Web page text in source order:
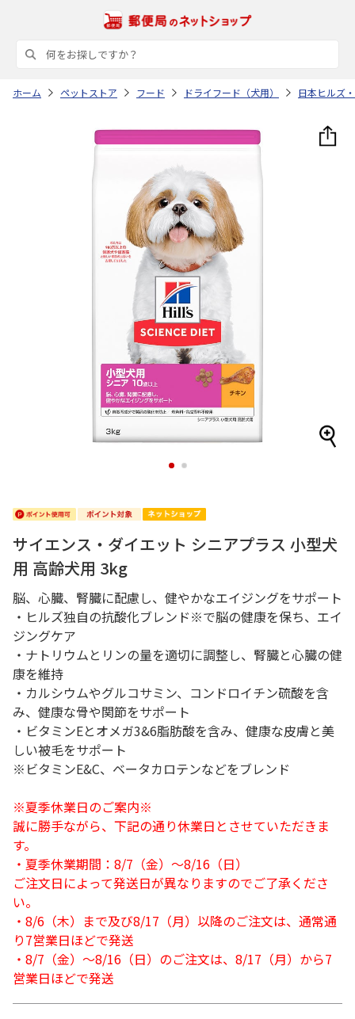
ホーム ペットストア フード ドライフード（犬用） 日本ヒルズ
1 2
サイエンス・ダイエット シニアプラス 小型犬
用 高齢犬用 3kg
脳、心臓、腎臓に配慮し、健やかなエイジングをサポート
・ヒルズ独自の抗酸化ブレンド※で脳の健康を保ち、エイ
ジングケア
・ナトリウムとリンの量を適切に調整し、腎臓と心臓の健
康を維持
・カルシウムやグルコサミン、コンドロイチン硫酸を含
み、健康な骨や関節をサポート
・ビタミンEとオメガ3&6脂肪酸を含み、健康な皮膚と美
しい被毛をサポート
※ビタミンE&C、ベータカロテンなどをブレンド
※夏季休業日のご案内※
誠に勝手ながら、下記の通り休業日とさせていただきま
す。
・夏季休業期間：8/7（金）～8/16（日）
ご注文日によって発送日が異なりますのでご了承くださ
い。
・8/6（木）まで及び8/17（月）以降のご注文は、通常通
り7営業日ほどで発送
・8/7（金）～8/16（日）のご注文は、8/17（月）から7
営業日ほどで発送